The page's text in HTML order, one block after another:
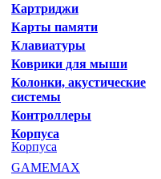
Картриджи
Карты памяти
Клавиатуры
Коврики для мыши
Колонки, акустические
системы
Контроллеры
Корпуса
Корпуса
GAMEMAX